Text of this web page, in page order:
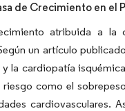
de Crecimiento en el
atribuida a la
un artículo
la cardiopatía
como el
cardiovasculares.